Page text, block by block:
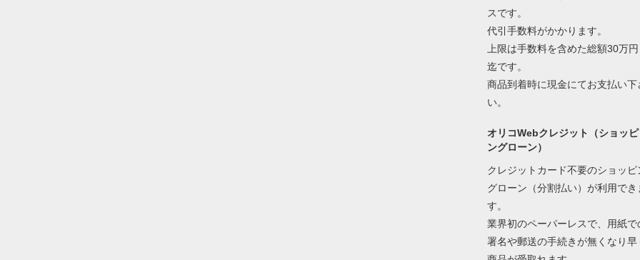
スです。
代引手数料がかかります。
上限は手数料を含めた総額30万円
迄です。
商品到着時に現金にてお支払い下
い。
オリコWebクレジット（ショッピ
ングローン）
クレジットカード不要のショッピ
グローン（分割払い）が利用でき
す。
業界初のペーパーレスで、用紙で
署名や郵送の手続きが無くなり早